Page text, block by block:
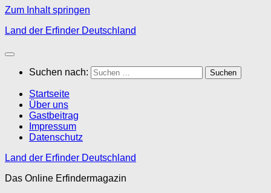
Zum Inhalt springen
Land der Erfinder Deutschland
Suchen nach:
Startseite
Über uns
Gastbeitrag
Impressum
Datenschutz
Land der Erfinder Deutschland
Das Online Erfindermagazin